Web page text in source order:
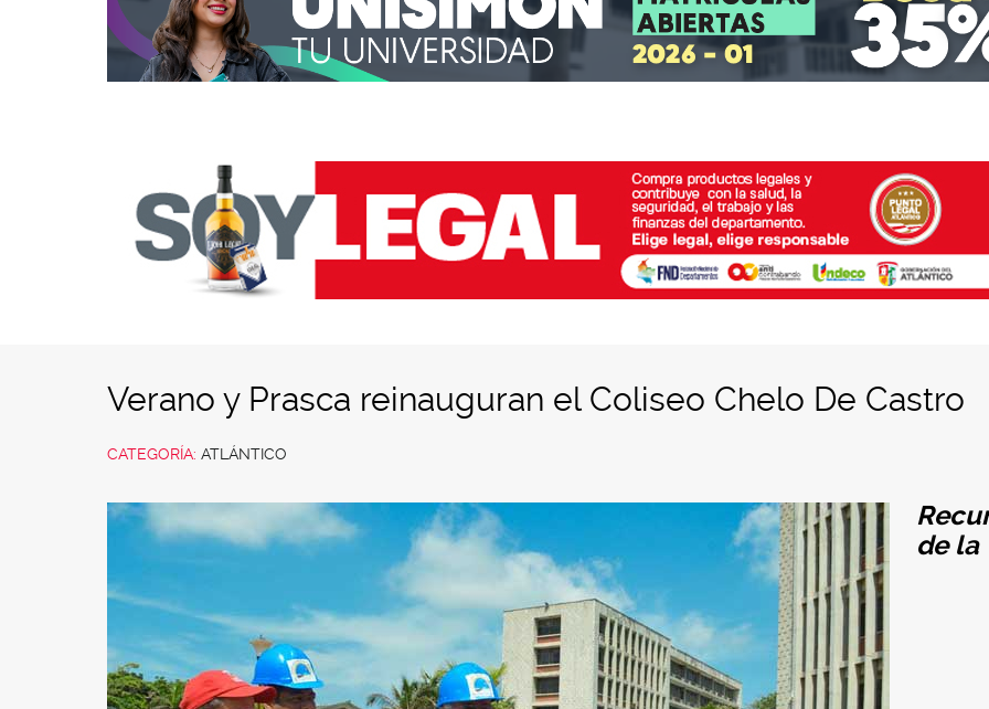
Verano y Prasca reinauguran el Coliseo Chelo De Castro
CATEGORÍA: ATLÁNTICO
de la